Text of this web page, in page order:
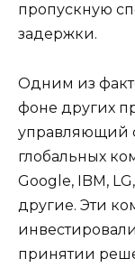
пропускную
задержки.
Одним из
фоне других
управляющий
глобальных
Google, IBM,
другие. Эти
принятии